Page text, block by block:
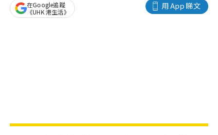
用 App 睇文
在Google追蹤
《UHK 港生活》